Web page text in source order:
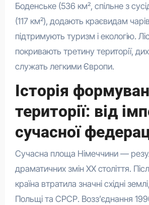
Боденське (536 км², спільне з
(117 км²), додають краєвидам
підтримують туризм і екологію.
покривають третину території,
служать легкими Європи.
Історія
території: від
сучасної
Сучасна площа Німеччини —
драматичних змін XX століття.
країна втратила значні східні
Польщі та СРСР. Возз’єднання